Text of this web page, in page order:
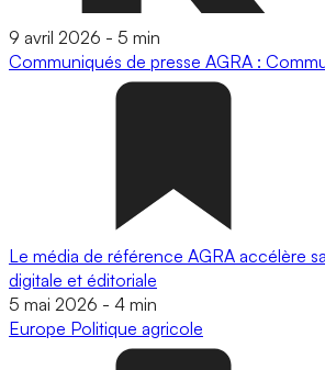
9 avril 2026 - 5 min
Communiqués de presse AGRA :
Le média de référence AGRA accélère
digitale et éditoriale
5 mai 2026 - 4 min
Europe Politique agricole